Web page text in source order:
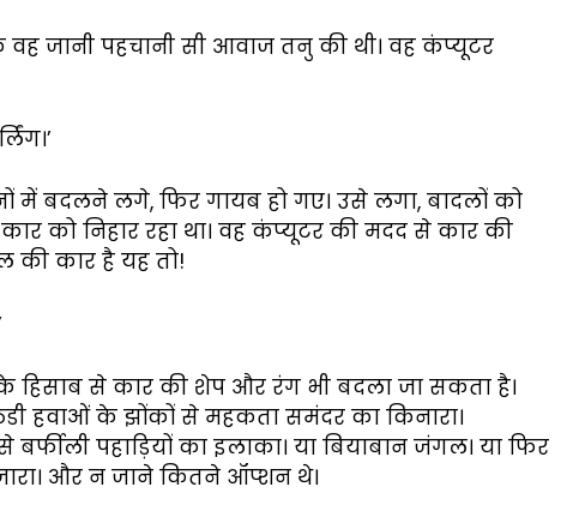
जानी पहचानी सी आवाज तनु की थी। वह कंप्यूटर
बदलने लगे, फिर गायब हो गए। उसे लगा, बादलों को
को निहार रहा था। वह कंप्यूटर की मदद से कार की
की कार है यह तो!
हिसाब से कार की शेप और रंग भी बदला जा सकता है।
हवाओं के झोंकों से महकता समंदर का किनारा।
पहाड़ियों का इलाका। या बियाबान जंगल। या फिर
और न जाने कितने ऑप्शन थे।